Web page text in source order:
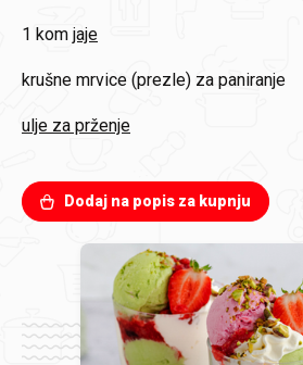
1 kom jaje
krušne mrvice (prezle) za paniranje
ulje za prženje
Dodaj na popis za kupnju